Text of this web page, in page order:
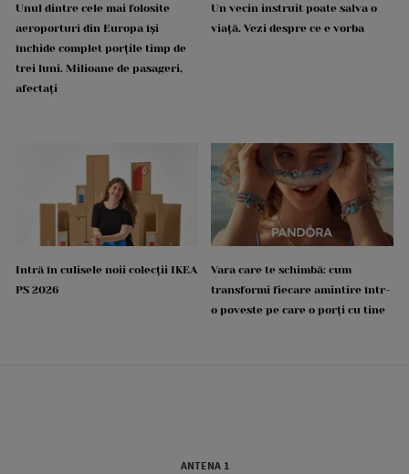
Unul dintre cele mai folosite
aeroporturi din Europa își
închide complet porțile timp de
trei luni. Milioane de pasageri,
afectați
Un vecin instruit poate salva o
viață. Vezi despre ce e vorba
Intră în culisele noii colecții IKEA
PS 2026
Vara care te schimbă: cum
transformi fiecare amintire într-
o poveste pe care o porți cu tine
ANTENA 1